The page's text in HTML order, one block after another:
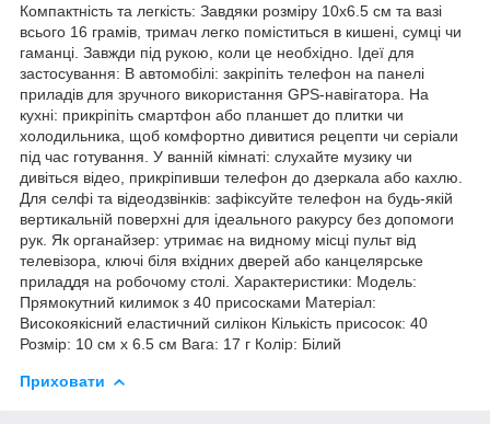
Компактність та легкість: Завдяки розміру 10х6.5 см та вазі
всього 16 грамів, тримач легко поміститься в кишені, сумці чи
гаманці. Завжди під рукою, коли це необхідно. Ідеї для
застосування: В автомобілі: закріпіть телефон на панелі
приладів для зручного використання GPS-навігатора. На
кухні: прикріпіть смартфон або планшет до плитки чи
холодильника, щоб комфортно дивитися рецепти чи серіали
під час готування. У ванній кімнаті: слухайте музику чи
дивіться відео, прикріпивши телефон до дзеркала або кахлю.
Для селфі та відеодзвінків: зафіксуйте телефон на будь-якій
вертикальній поверхні для ідеального ракурсу без допомоги
рук. Як органайзер: утримає на видному місці пульт від
телевізора, ключі біля вхідних дверей або канцелярське
приладдя на робочому столі. Характеристики: Модель:
Прямокутний килимок з 40 присосками Матеріал:
Високоякісний еластичний силікон Кількість присосок: 40
Розмір: 10 см х 6.5 см Вага: 17 г Колір: Білий
Приховати